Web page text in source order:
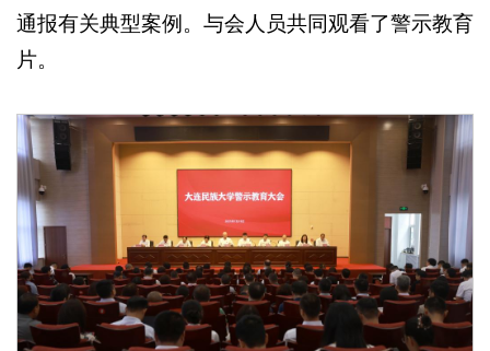
通报有关典型案例。与会人员共同观看了警示教育
片。